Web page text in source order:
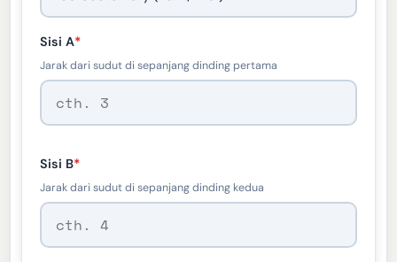
Sisi A*
Jarak dari sudut di sepanjang dinding pertama
Sisi B*
Jarak dari sudut di sepanjang dinding kedua